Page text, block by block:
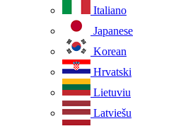
Italiano
Japanese
Korean
Hrvatski
Lietuviu
Latviešu